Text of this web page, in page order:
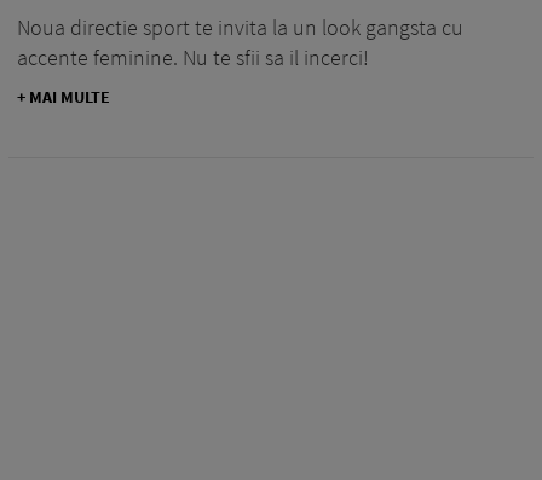
Noua directie sport te invita la un look gangsta cu
accente feminine. Nu te sfii sa il incerci!
+ MAI MULTE